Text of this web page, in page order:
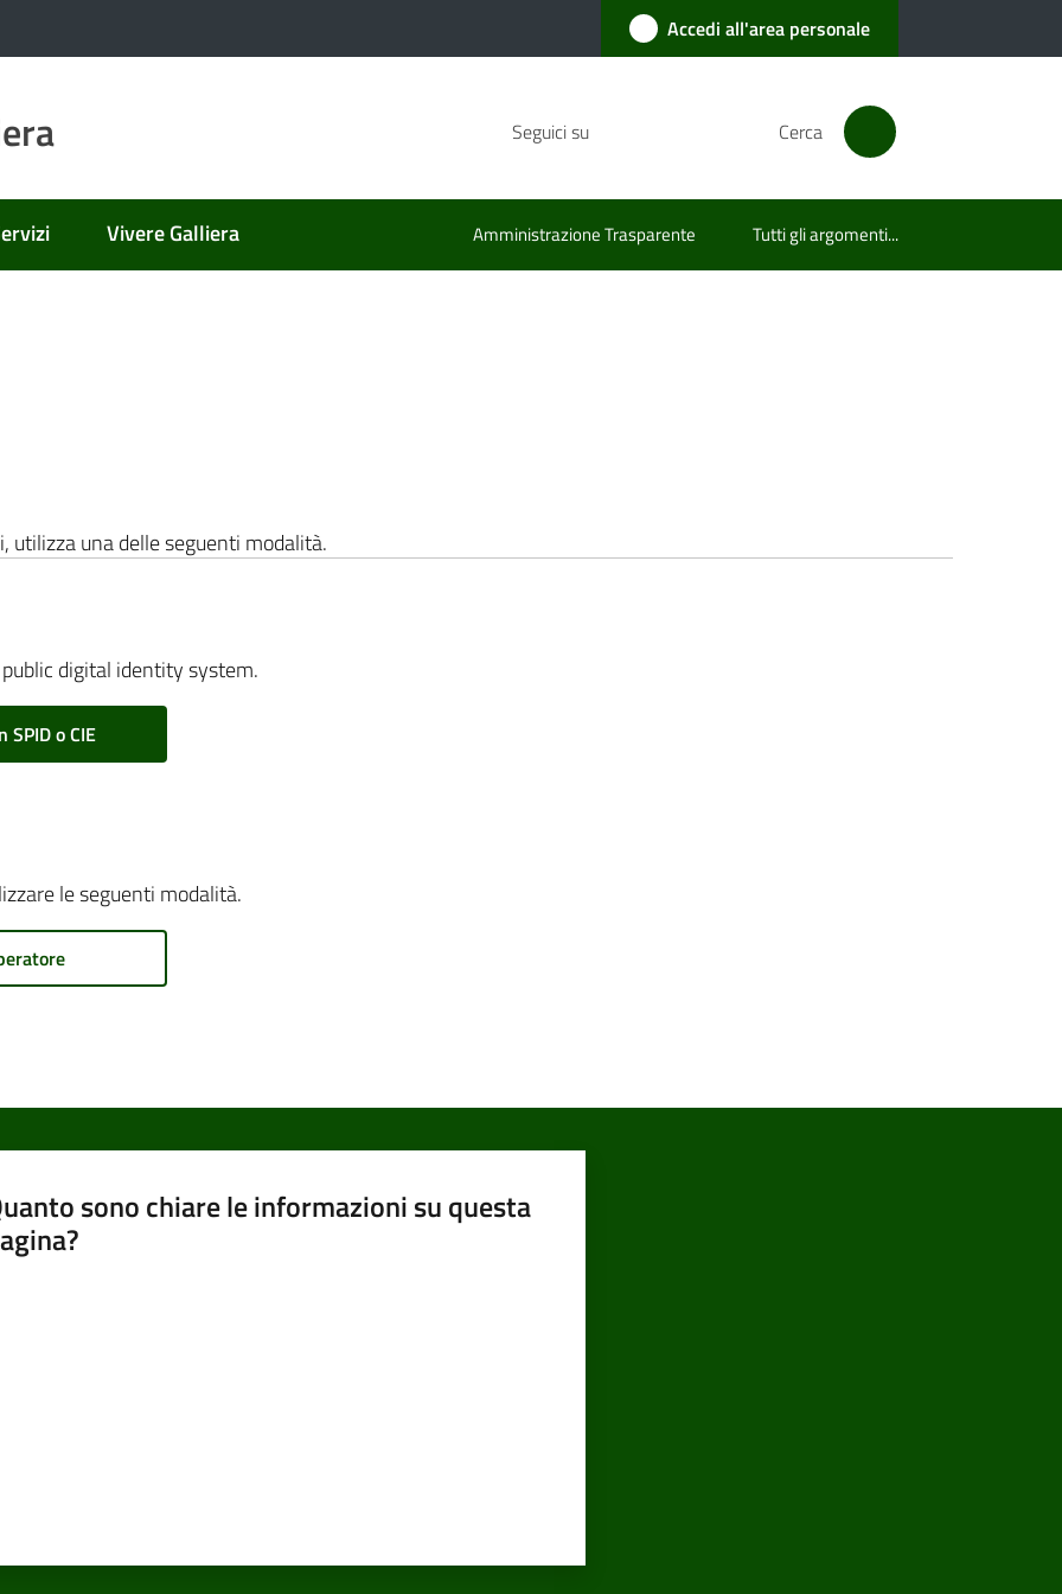
Accedi all'area personale
Seguici su Cerca
Vivere Galliera Amministrazione Trasparente Tutti gli argomenti...
utilizza una delle seguenti modalità.
digital identity system.
SPID o CIE
le seguenti modalità.
sono chiare le informazioni su questa